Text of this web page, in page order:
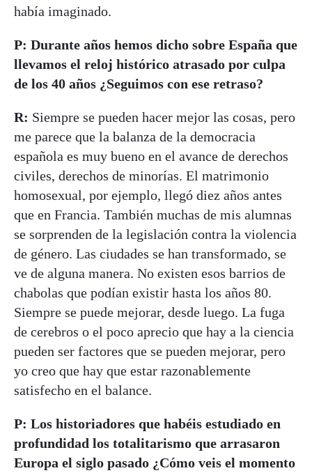
había imaginado.
P: Durante años hemos dicho sobre España que
llevamos el reloj histórico atrasado por culpa
de los 40 años ¿Seguimos con ese retraso?
R: Siempre se pueden hacer mejor las cosas, pero
me parece que la balanza de la democracia
española es muy bueno en el avance de derechos
civiles, derechos de minorías. El matrimonio
homosexual, por ejemplo, llegó diez años antes
que en Francia. También muchas de mis alumnas
se sorprenden de la legislación contra la violencia
de género. Las ciudades se han transformado, se
ve de alguna manera. No existen esos barrios de
chabolas que podían existir hasta los años 80.
Siempre se puede mejorar, desde luego. La fuga
de cerebros o el poco aprecio que hay a la ciencia
pueden ser factores que se pueden mejorar, pero
yo creo que hay que estar razonablemente
satisfecho en el balance.
P: Los historiadores que habéis estudiado en
profundidad los totalitarismo que arrasaron
Europa el siglo pasado ¿Cómo veis el momento